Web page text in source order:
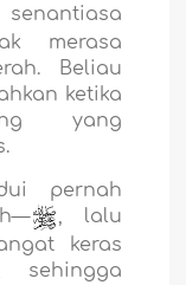
merasa
Beliau
ketika
yang
pernah
, lalu
keras
sehingga